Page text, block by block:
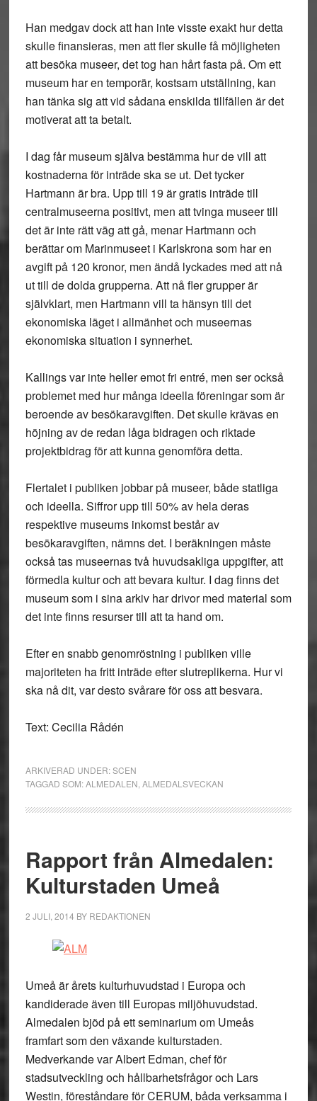
Han medgav dock att han inte visste exakt hur detta
skulle finansieras, men att fler skulle få möjligheten
att besöka museer, det tog han hårt fasta på. Om ett
museum har en temporär, kostsam utställning, kan
han tänka sig att vid sådana enskilda tillfällen är det
motiverat att ta betalt.
I dag får museum själva bestämma hur de vill att
kostnaderna för inträde ska se ut. Det tycker
Hartmann är bra. Upp till 19 är gratis inträde till
centralmuseerna positivt, men att tvinga museer till
det är inte rätt väg att gå, menar Hartmann och
berättar om Marinmuseet i Karlskrona som har en
avgift på 120 kronor, men ändå lyckades med att nå
ut till de dolda grupperna. Att nå fler grupper är
självklart, men Hartmann vill ta hänsyn till det
ekonomiska läget i allmänhet och museernas
ekonomiska situation i synnerhet.
Kallings var inte heller emot fri entré, men ser också
problemet med hur många ideella föreningar som är
beroende av besökaravgiften. Det skulle krävas en
höjning av de redan låga bidragen och riktade
projektbidrag för att kunna genomföra detta.
Flertalet i publiken jobbar på museer, både statliga
och ideella. Siffror upp till 50% av hela deras
respektive museums inkomst består av
besökaravgiften, nämns det. I beräkningen måste
också tas museernas två huvudsakliga uppgifter, att
förmedla kultur och att bevara kultur. I dag finns det
museum som i sina arkiv har drivor med material som
det inte finns resurser till att ta hand om.
Efter en snabb genomröstning i publiken ville
majoriteten ha fritt inträde efter slutreplikerna. Hur vi
ska nå dit, var desto svårare för oss att besvara.
Text: Cecilia Rådén
ARKIVERAD UNDER:SCEN
TAGGAD SOM:ALMEDALEN ALMEDALSVECKAN
Rapport från Almedalen:
Kulturstaden Umeå
2 JULI, 2014 BY REDAKTIONEN
Umeå är årets kulturhuvudstad i Europa och
kandiderade även till Europas miljöhuvudstad.
Almedalen bjöd på ett seminarium om Umeås
framfart som den växande kulturstaden.
Medverkande var Albert Edman, chef för
stadsutveckling och hållbarhetsfrågor och Lars
Westin, föreståndare för CERUM, båda verksamma i